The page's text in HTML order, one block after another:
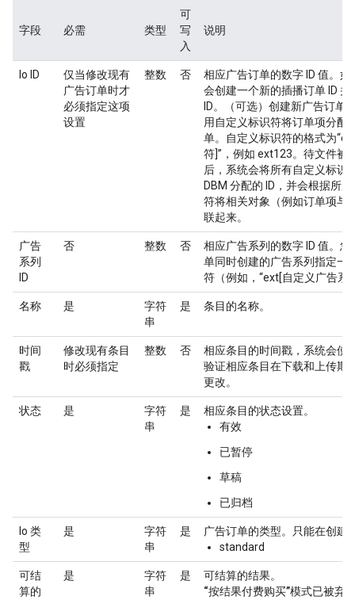
字段 必需 类型
可
写
入
说明
Io ID
仅当修改现有
广告订单时才
必须指定这项
设置
整数 否
相应广告订单的数字 ID 值。
会创建一个新的插播订单 ID
ID。（可选）创建新广告订单
用自定义标识符将订单项分配
单。自定义标识符的格式为
符]”，例如 ext123。待文件被
后，系统会将所有自定义标识
DBM 分配的 ID，并会根据所
符将相关对象（例如订单项与
联起来。
广告
系列
ID
否 整数 否
相应广告系列的数字 ID 值。
单同时创建的广告系列指定一
符（例如，“ext[自定义广告系
名称 是
字符
串
是 条目的名称。
时间
戳
修改现有条目
时必须指定
整数 否
相应条目的时间戳，系统会使
验证相应条目在下载和上传期
更改。
状态 是
字符
串
是
相应条目的状态设置。
有效
已暂停
草稿
已归档
Io 类
型
是
字符
串
是
广告订单的类型。只能在创建
standard
可结
算的
是
字符
串
是
可结算的结果。
“按结果付费购买”模式已被弃